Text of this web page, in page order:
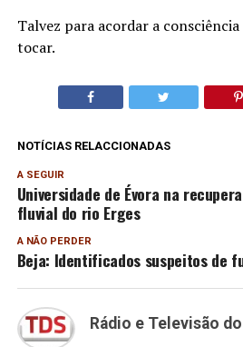
Talvez para acordar a
tocar.
NOTÍCIAS RELACCIONADAS
A SEGUIR
Universidade de Évora na
fluvial do rio Erges
A NÃO PERDER
Beja: Identificados suspeitos de
Rádio e Televisão